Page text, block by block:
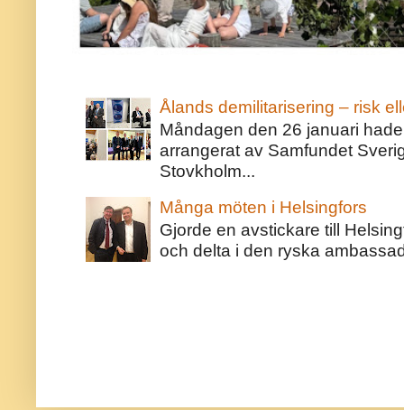
Ålands demilitarisering – risk
Måndagen den 26 januari
arrangerat av Samfundet
Stovkholm...
Många möten i Helsingfors
Gjorde en avstickare till
och delta i den ryska